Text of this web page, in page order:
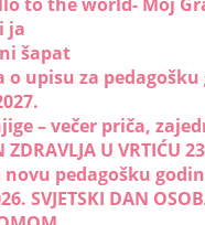
ja
šapat
o upisu za
– večer priča,
ZDRAVLJA U VRTIĆU
novu pedagošku
SVJETSKI DAN